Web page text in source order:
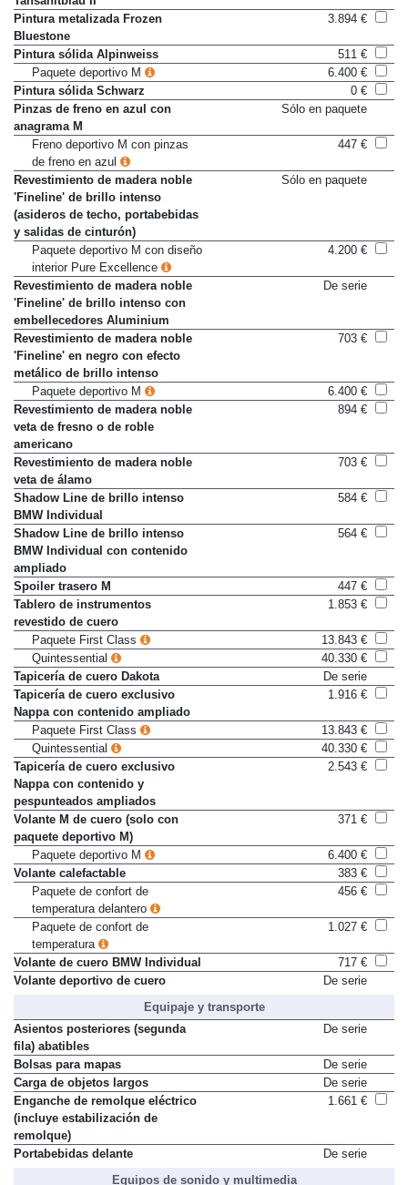
Tansanitblau II
Pintura metalizada Frozen
Bluestone
Pintura sólida Alpinweiss
511 €
Paquete deportivo M
6.400 €
Pintura sólida Schwarz
0 €
Pinzas de freno en azul con
anagrama M
Freno deportivo M con pinzas
de freno en azul
Revestimiento de madera noble
'Fineline' de brillo intenso
(asideros de techo, portabebidas
y salidas de cinturón)
Paquete deportivo M con diseño
interior Pure Excellence
Revestimiento de madera noble
'Fineline' de brillo intenso con
embellecedores Aluminium
Revestimiento de madera noble
'Fineline' en negro con efecto
metálico de brillo intenso
Paquete deportivo M
6.400 €
Revestimiento de madera noble
veta de fresno o de roble
americano
Revestimiento de madera noble
veta de álamo
Shadow Line de brillo intenso
BMW Individual
Shadow Line de brillo intenso
BMW Individual con contenido
ampliado
Spoiler trasero M
447 €
Tablero de instrumentos
revestido de cuero
Paquete First Class
13.843 €
Quintessential
40.330 €
Tapicería de cuero Dakota
De serie
Tapicería de cuero exclusivo
Nappa con contenido ampliado
Paquete First Class
13.843 €
Quintessential
40.330 €
Tapicería de cuero exclusivo
Nappa con contenido y
pespunteados ampliados
Volante M de cuero (solo con
paquete deportivo M)
Paquete deportivo M
6.400 €
Volante calefactable
383 €
Paquete de confort de
temperatura delantero
Paquete de confort de
temperatura
Volante de cuero BMW Individual
717 €
Equipaje y transporte
Asientos posteriores (segunda
fila) abatibles
Bolsas para mapas
De serie
Carga de objetos largos
De serie
Enganche de remolque eléctrico
(incluye estabilización de
remolque)